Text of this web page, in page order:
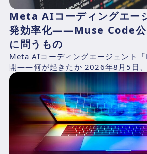
Meta AIコーディングエー
発効率化——Muse Code公
に問うもの
Meta AIコーディングエージェント
開——何が起きたか 2026年8月5日
ィングエージェント「Muse Cod...